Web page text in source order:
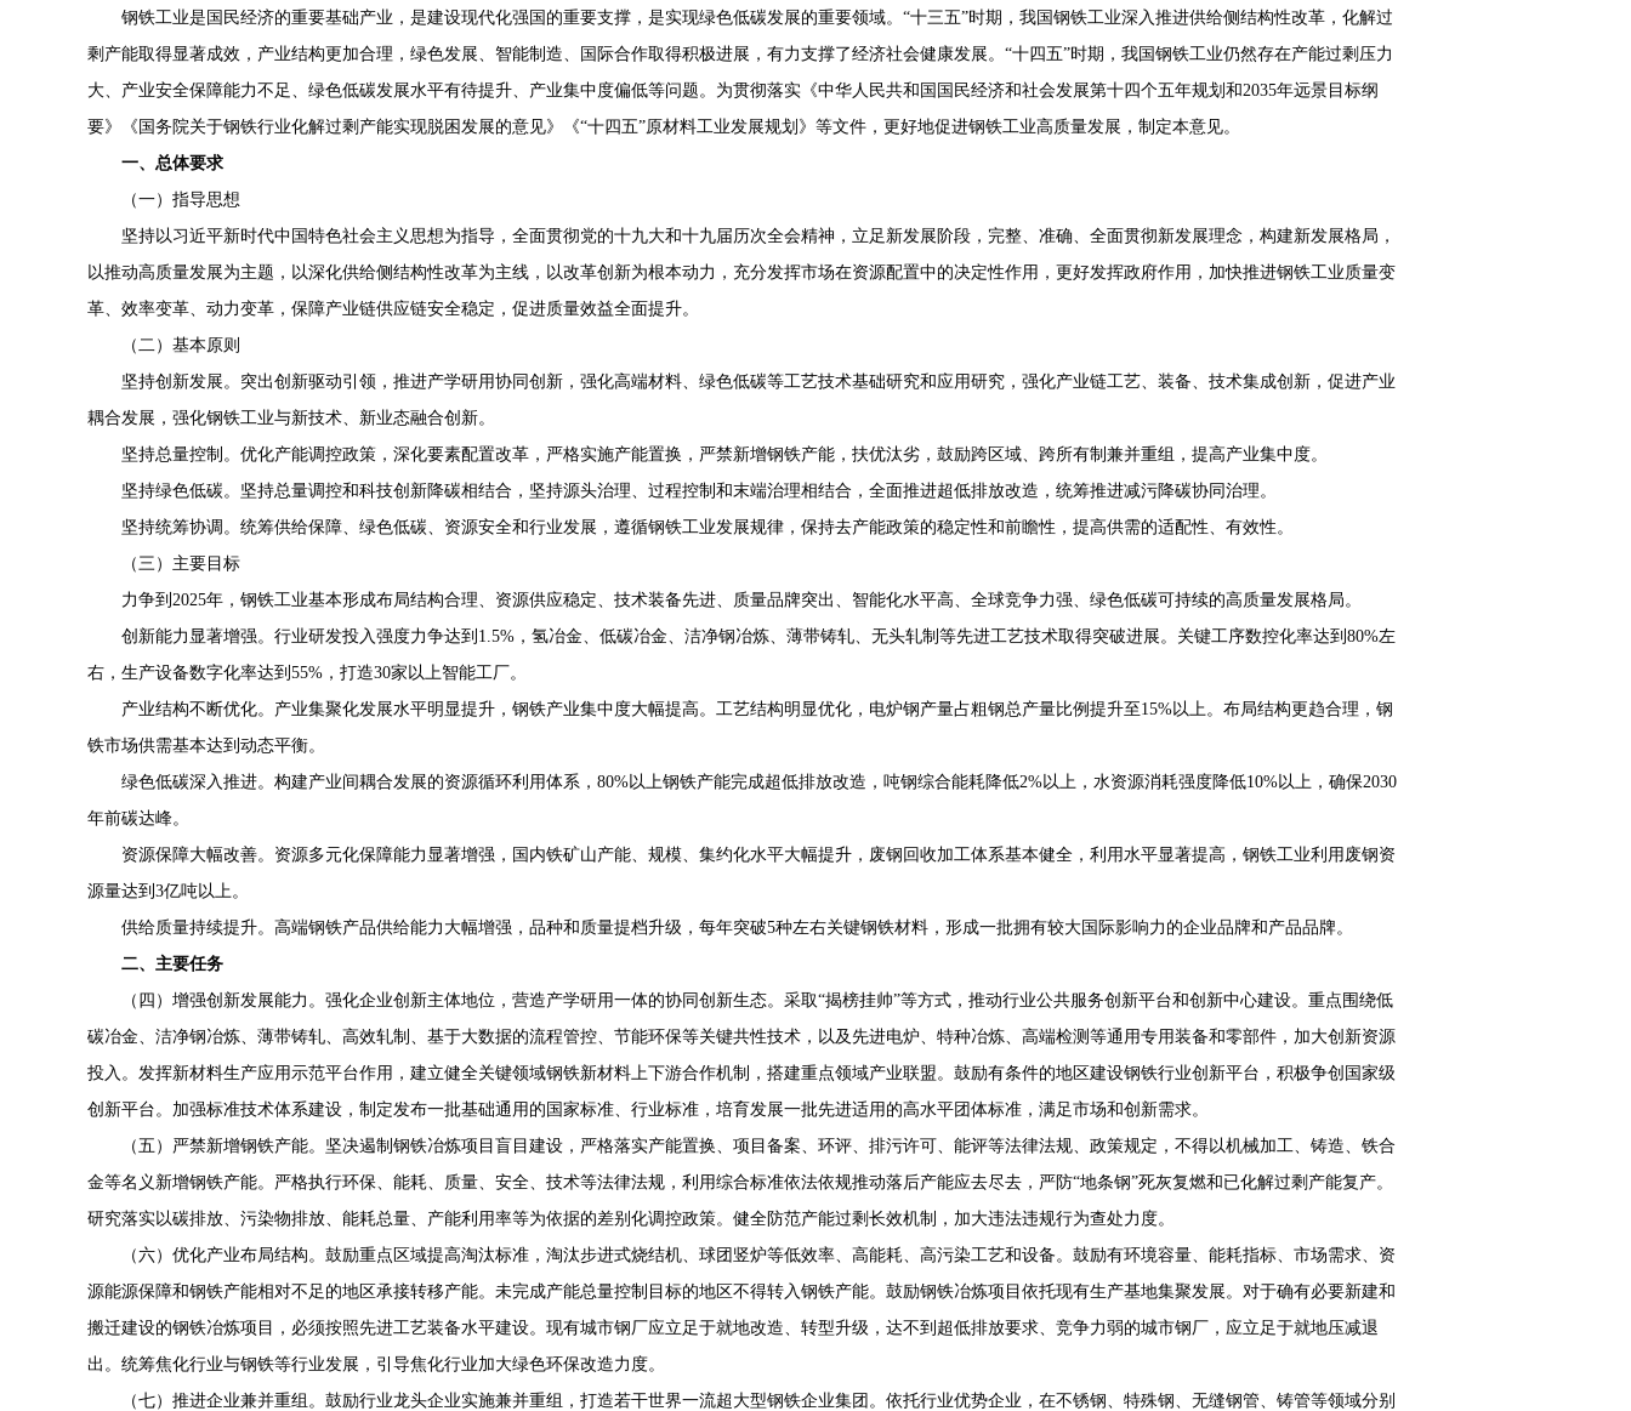
钢铁工业是国民经济的重要基础产业，是建设现代化强国的重要支撑，是实现绿色低碳发展的重要领域。“十三五”时期，我国钢铁工业深入推进供给侧结构性改革，化解过
剩产能取得显著成效，产业结构更加合理，绿色发展、智能制造、国际合作取得积极进展，有力支撑了经济社会健康发展。“十四五”时期，我国钢铁工业仍然存在产能过剩压力
大、产业安全保障能力不足、绿色低碳发展水平有待提升、产业集中度偏低等问题。为贯彻落实《中华人民共和国国民经济和社会发展第十四个五年规划和2035年远景目标纲
要》《国务院关于钢铁行业化解过剩产能实现脱困发展的意见》《“十四五”原材料工业发展规划》等文件，更好地促进钢铁工业高质量发展，制定本意见。
一、总体要求
（一）指导思想
坚持以习近平新时代中国特色社会主义思想为指导，全面贯彻党的十九大和十九届历次全会精神，立足新发展阶段，完整、准确、全面贯彻新发展理念，构建新发展格局，
以推动高质量发展为主题，以深化供给侧结构性改革为主线，以改革创新为根本动力，充分发挥市场在资源配置中的决定性作用，更好发挥政府作用，加快推进钢铁工业质量变
革、效率变革、动力变革，保障产业链供应链安全稳定，促进质量效益全面提升。
（二）基本原则
坚持创新发展。突出创新驱动引领，推进产学研用协同创新，强化高端材料、绿色低碳等工艺技术基础研究和应用研究，强化产业链工艺、装备、技术集成创新，促进产业
耦合发展，强化钢铁工业与新技术、新业态融合创新。
坚持总量控制。优化产能调控政策，深化要素配置改革，严格实施产能置换，严禁新增钢铁产能，扶优汰劣，鼓励跨区域、跨所有制兼并重组，提高产业集中度。
坚持绿色低碳。坚持总量调控和科技创新降碳相结合，坚持源头治理、过程控制和末端治理相结合，全面推进超低排放改造，统筹推进减污降碳协同治理。
坚持统筹协调。统筹供给保障、绿色低碳、资源安全和行业发展，遵循钢铁工业发展规律，保持去产能政策的稳定性和前瞻性，提高供需的适配性、有效性。
（三）主要目标
力争到2025年，钢铁工业基本形成布局结构合理、资源供应稳定、技术装备先进、质量品牌突出、智能化水平高、全球竞争力强、绿色低碳可持续的高质量发展格局。
创新能力显著增强。行业研发投入强度力争达到1.5%，氢冶金、低碳冶金、洁净钢冶炼、薄带铸轧、无头轧制等先进工艺技术取得突破进展。关键工序数控化率达到80%左
右，生产设备数字化率达到55%，打造30家以上智能工厂。
产业结构不断优化。产业集聚化发展水平明显提升，钢铁产业集中度大幅提高。工艺结构明显优化，电炉钢产量占粗钢总产量比例提升至15%以上。布局结构更趋合理，钢
铁市场供需基本达到动态平衡。
绿色低碳深入推进。构建产业间耦合发展的资源循环利用体系，80%以上钢铁产能完成超低排放改造，吨钢综合能耗降低2%以上，水资源消耗强度降低10%以上，确保2030
年前碳达峰。
资源保障大幅改善。资源多元化保障能力显著增强，国内铁矿山产能、规模、集约化水平大幅提升，废钢回收加工体系基本健全，利用水平显著提高，钢铁工业利用废钢资
源量达到3亿吨以上。
供给质量持续提升。高端钢铁产品供给能力大幅增强，品种和质量提档升级，每年突破5种左右关键钢铁材料，形成一批拥有较大国际影响力的企业品牌和产品品牌。
二、主要任务
（四）增强创新发展能力。强化企业创新主体地位，营造产学研用一体的协同创新生态。采取“揭榜挂帅”等方式，推动行业公共服务创新平台和创新中心建设。重点围绕低
碳冶金、洁净钢冶炼、薄带铸轧、 高效轧制、基于大数据的流程管控、节能环保等关键共性技术，以及先进电炉、特种冶炼、高端检测等通用专用装备和零部件，加大创新资源
投入。发挥新材料生产应用示范平台作用，建立健全关键领域钢铁新材料上下游合作机制，搭建重点领域产业联盟。鼓励有条件的地区建设钢铁行业创新平台，积极争创 国家级
创新平台。加强标准技术体系建设，制定发布一批基础通用的 国家标准、行业标准，培育发展一批先进适用的高水平团体标准，满足市场和创新需求。
（五）严禁新增钢铁产能。坚决遏制钢铁冶炼项目盲目建设，严格落实产能置换、项目备案、环评、排污许可、能评等法律法规、政策规定，不得以机械加工、铸造、铁合
金等名义新增钢铁产能。严格执行环保、能耗、质量、安全、技术等法律法规，利用综合标准依法依规推动落后产能应去尽去，严防“地条钢”死灰复燃和已化解过剩产能复产。
研究落实以碳排放、污染物排放、能耗总量、产能利用率等为依据的差别化调控政策。健全防范产能过剩长效机制，加大违法违规行为查处力度。
（六）优化产业布局结构。鼓励重点区域提高淘汰标准，淘汰步进式烧结机、球团竖炉等低效率、高能耗、高污染工艺和设备。鼓励有环境容量、能耗指标、市场需求、资
源能源保障和钢铁产能相对不足的地区承接转移产能。未完成产能总量控制目标的地区不得转入钢铁产能。鼓励钢铁冶炼项目依托现有生产基地集聚发展。对于确有必要新建和
搬迁建设的钢铁冶炼项目，必须按照先进工艺装备水平建设。现有城市钢厂应立足于就地改造、转型升级，达不到超低排放要求、竞争力弱的城市钢厂，应立足于就地压减退
出。统筹焦化行业与钢铁等行业发展，引导焦化行业加大绿色环保改造力度。
（七）推进企业兼并重组。鼓励行业龙头企业实施兼并重组，打造若干世界一流超大型钢铁企业集团。依托行业优势企业，在不锈钢、特殊钢、无缝钢管、铸管等领域分别